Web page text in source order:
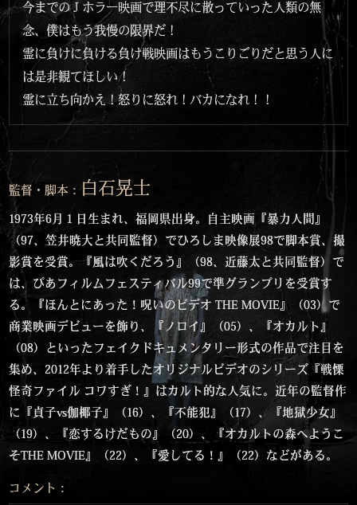
今までのＪホラー映画で理不尽に散っていった人類の無
念、僕はもう我慢の限界だ！
霊に負けに負ける負け戦映画はもうこりごりだと思う人に
は是非観てほしい！
霊に立ち向かえ！怒りに怒れ！バカになれ！！
監督・脚本： 白石晃士
1973年6月１日生まれ、福岡県出身。自主映画『暴力人間』
（97、笠井暁大と共同監督）でひろしま映像展98で脚本賞、撮
影賞を受賞。『風は吹くだろう』（98、近藤太と共同監督）で
は、ぴあフィルムフェスティバル99で準グランプリを受賞す
る。『ほんとにあった！呪いのビデオ THE MOVIE』（03）で
商業映画デビューを飾り、『ノロイ』（05）、『オカルト』
（08）といったフェイクドキュメンタリー形式の作品で注目を
集め、2012年より着手したオリジナルビデオのシリーズ『戦慄
怪奇ファイル コワすぎ！』はカルト的な人気に。近年の監督作
に『貞子vs伽椰子』（16）、『不能犯』（17）、『地獄少女』
（19）、『恋するけだもの』（20）、『オカルトの森へようこ
そTHE MOVIE』（22）、『愛してる！』（22）などがある。
コメント：